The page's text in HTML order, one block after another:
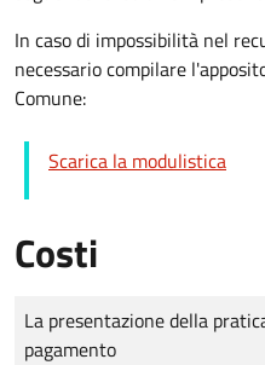
In caso di impossibilità nel
necessario compilare
Comune:
Scarica la modulistica
Costi
Tipo di pagamento
Importo
La presentazione della
pagamento